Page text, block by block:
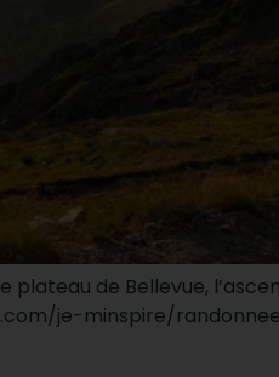
de Bellevue,
je-minspire/